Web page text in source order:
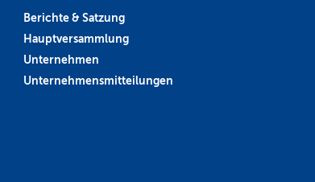
Berichte & Satzung
Hauptversammlung
Unternehmen
Unternehmensmitteilungen